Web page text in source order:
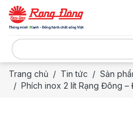
Trang chủ Tin tức
Sản
Phích inox 2 lít Rạng Đông